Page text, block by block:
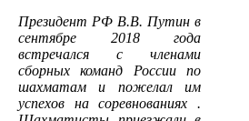
Президент РФ В.В. Путин в
сентябре 2018 года
встречался с членами
сборных команд России по
шахматам и пожелал им
успехов на соревнованиях .